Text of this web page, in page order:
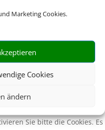
Marketing Cookies.
Cookies
ändern
Einwilligung
Sie bitte die Cookies. Es